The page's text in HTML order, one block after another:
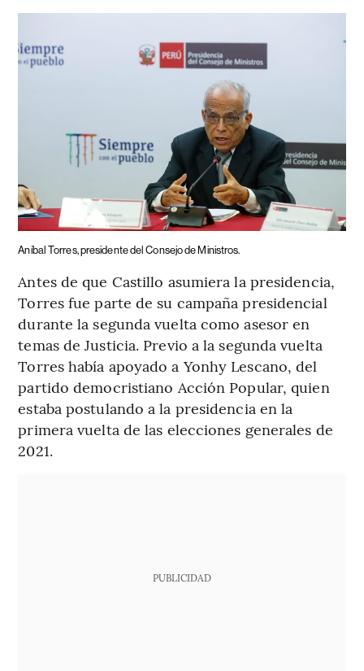
Aníbal Torres, presidente del Consejo de Ministros.
Antes de que Castillo asumiera la presidencia,
Torres fue parte de su campaña presidencial
durante la segunda vuelta como asesor en
temas de Justicia. Previo a la segunda vuelta
Torres había apoyado a Yonhy Lescano, del
partido democristiano Acción Popular, quien
estaba postulando a la presidencia en la
primera vuelta de las elecciones generales de
2021.
PUBLICIDAD